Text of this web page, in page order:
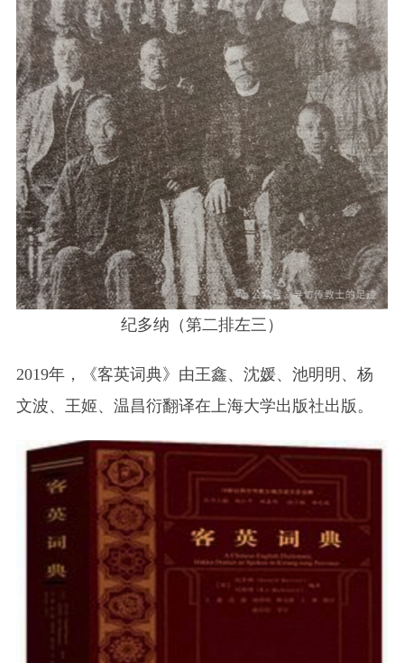
纪多纳（第二排左三）
2019年，《客英词典》由王鑫、沈媛、池明明、杨
文波、王姬、温昌衍翻译在上海大学出版社出版。